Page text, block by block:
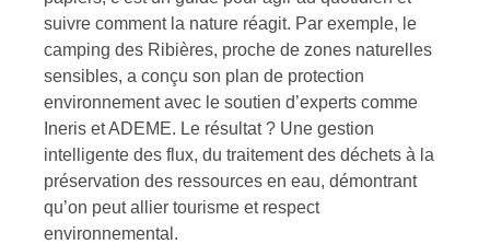
suivre comment la nature réagit. Par exemple, le
camping des Ribières, proche de zones naturelles
sensibles, a conçu son plan de protection
environnement avec le soutien d’experts comme
Ineris et ADEME. Le résultat ? Une gestion
intelligente des flux, du traitement des déchets à la
préservation des ressources en eau, démontrant
qu’on peut allier tourisme et respect
environnemental.